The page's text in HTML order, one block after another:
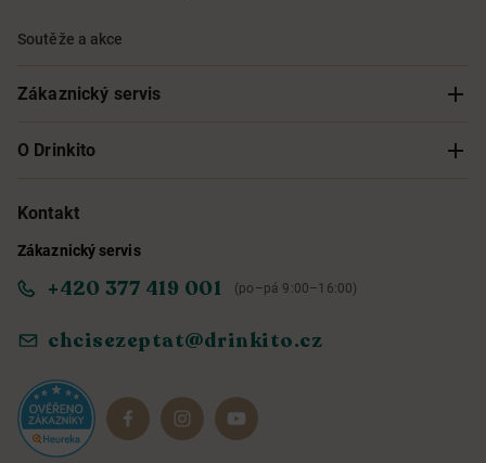
Soutěže a akce
Zákaznický servis
Sledování objednávky
Obchodní podmínky
Ochrana osobních údajů
Reklamace a vrácení
O Drinkito
O nás
Informace o přístupnosti služby
Dárkové sady
Kontakt
Zákaznický servis
+420 377 419 001 (po–pá 9:00–16:00)
chcisezeptat@drinkito.cz